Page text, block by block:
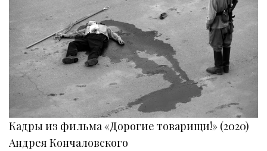
Кадры из фильма «Дорогие товарищи!» (2020)
Андрея Кончаловского